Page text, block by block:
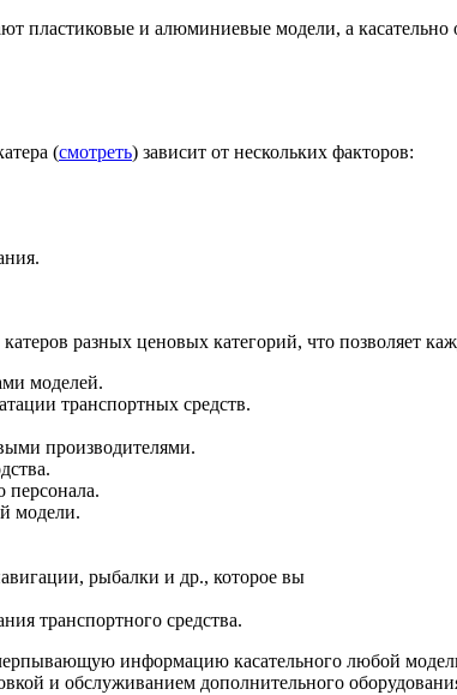
пластиковые и алюминиевые модели, а
(смотреть) зависит от нескольких факторов:
разных ценовых категорий, что позволяет
моделей.
транспортных средств.
производителями.
персонала.
модели.
рыбалки и др., которое вы
транспортного средства.
информацию касательного любой
и обслуживанием дополнительного